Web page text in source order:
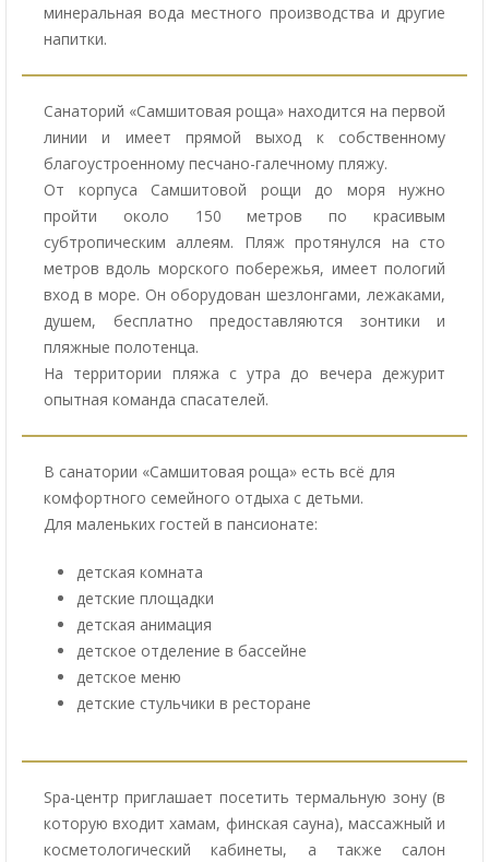
минеральная вода местного производства и другие
напитки.
Санаторий «Самшитовая роща» находится на первой
линии и имеет прямой выход к собственному
благоустроенному песчано-галечному пляжу.
От корпуса Самшитовой рощи до моря нужно
пройти около 150 метров по красивым
субтропическим аллеям. Пляж протянулся на сто
метров вдоль морского побережья, имеет пологий
вход в море. Он оборудован шезлонгами, лежаками,
душем, бесплатно предоставляются зонтики и
пляжные полотенца.
На территории пляжа с утра до вечера дежурит
опытная команда спасателей.
В санатории «Самшитовая роща» есть всё для
комфортного семейного отдыха с детьми.
Для маленьких гостей в пансионате:
детская комната
детские площадки
детская анимация
детское отделение в бассейне
детское меню
детские стульчики в ресторане
Spa-центр приглашает посетить термальную зону (в
которую входит хамам, финская сауна), массажный и
косметологический кабинеты, а также салон